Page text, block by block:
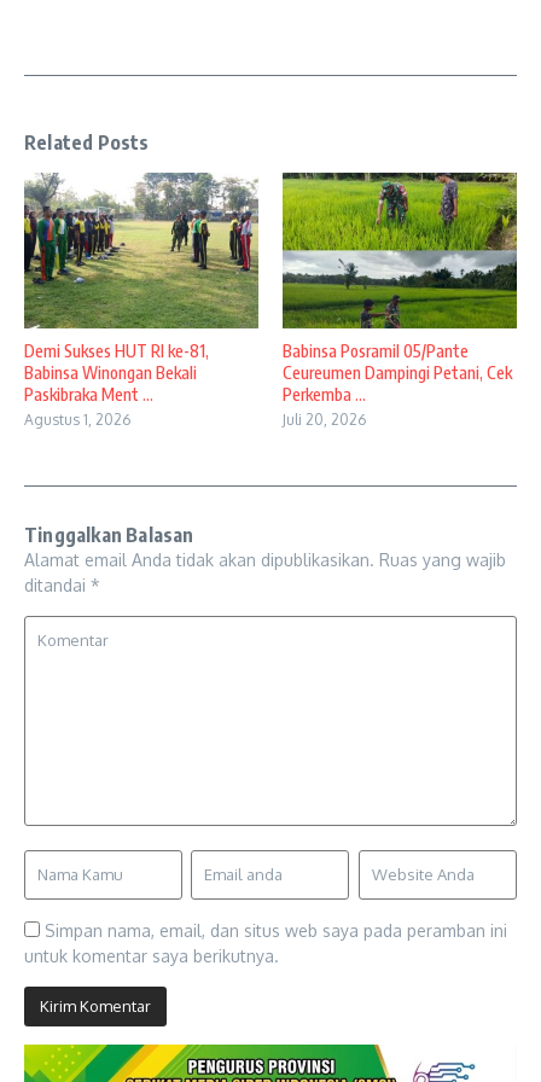
Related Posts
Demi Sukses HUT RI ke-81,
Babinsa Winongan Bekali
Paskibraka Ment ...
Agustus 1, 2026
Babinsa Posramil 05/Pante
Ceureumen Dampingi Petani, Cek
Perkemba ...
Juli 20, 2026
Tinggalkan Balasan
Alamat email Anda tidak akan dipublikasikan. Ruas yang wajib
ditandai *
Simpan nama, email, dan situs web saya pada peramban ini
untuk komentar saya berikutnya.